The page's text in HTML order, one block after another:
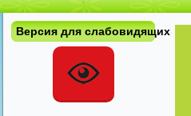
Версия для слабовидящих